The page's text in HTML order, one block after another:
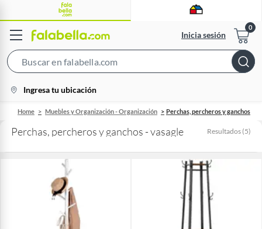
Inicia sesión
Bar
location-
icon
Ingresa tu ubicación
Home Muebles y Organización - Organización Perchas, percheros y ganchos
Perchas, percheros y ganchos - vasagle Resultados (5)